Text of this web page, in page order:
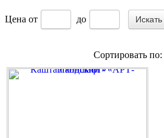
Цена от до
Сортировать по: